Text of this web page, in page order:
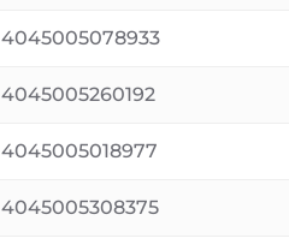
4045005078933
4045005260192
4045005018977
4045005308375